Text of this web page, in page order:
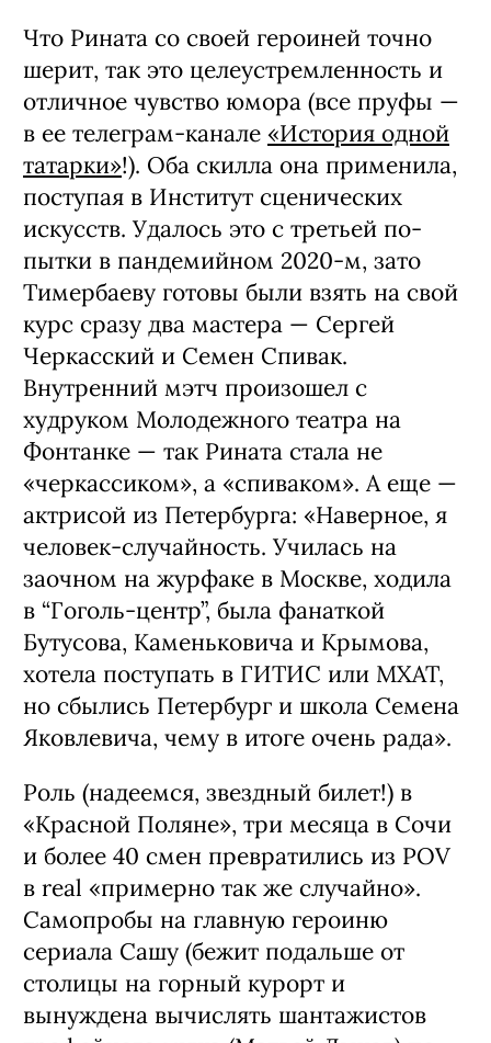
Что Рината со своей героиней точно
шерит, так это целеустремленность и
отличное чув­ство юмора (все пруфы —
в ее телеграм-ка­нале «История одной
татарки»!). Оба скилла она применила,
поступая в Институт сцени­ческих
искусств. Удалось это с третьей по­
пытки в пандемийном 2020-м, зато
Тимерба­еву готовы были взять на свой
курс сразу два мастера — Сергей
Черкасский и Семен Спи­вак.
Внутренний мэтч произошел с
худруком Молодежного театра на
Фонтанке — так Ри­ната стала не
«черкассиком», а «спиваком». А еще —
актрисой из Петербурга: «Наверное, я
человек-случайность. Училась на
заочном на журфаке в Москве, ходила
в “Гоголь-центр”, была фанаткой
Бутусова, Каменьковича и Крымова,
хотела поступать в ГИТИС или МХАТ,
но сбылись Петербург и школа Семена
Яковлевича, чему в итоге очень рада».
Роль (надеемся, звездный билет!) в
«Крас­ной Поляне», три месяца в Сочи
и бо­лее 40 смен превратились из POV
в real «примерно так же случайно».
Самопробы на главную героиню
сериала Сашу (бе­жит подальше от
столицы на горный курорт и
вынуждена вычислять шантажистов